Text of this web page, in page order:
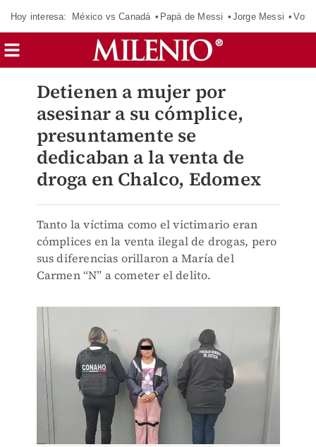
Hoy interesa: México vs Canadá Papá de Messi Jorge Messi
Detienen a mujer por
asesinar a su cómplice,
presuntamente se
dedicaban a la venta de
droga en Chalco, Edomex
Tanto la víctima como el victimario eran
cómplices en la venta ilegal de drogas, pero
sus diferencias orillaron a María del
Carmen “N” a cometer el delito.